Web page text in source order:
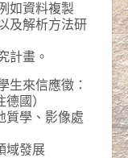
如資料複製
及解析方法研
計畫。
生來信應徵：
國）
質學、影像處
域發展